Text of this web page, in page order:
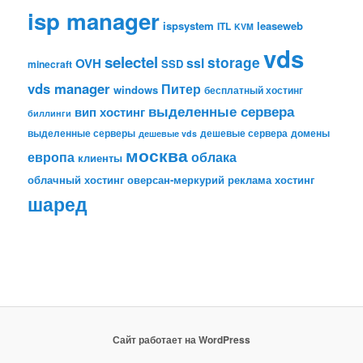
isp manager ispsystem ITL KVM leaseweb
minecraft OVH selectel SSD sslstorage vds
vds manager windows Питер бесплатный хостинг
биллинги вип хостинг выделенные сервера
выделенные серверы дешевые vds дешевые сервера домены
европа клиенты москваоблака
облачный хостинг оверсан-меркурий реклама хостинг
шаред
Сайт работает на WordPress